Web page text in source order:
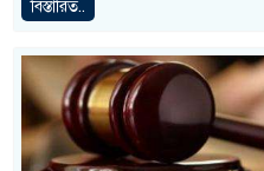
বিস্তারিত..